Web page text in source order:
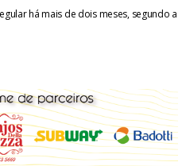
há mais de dois meses, segundo a